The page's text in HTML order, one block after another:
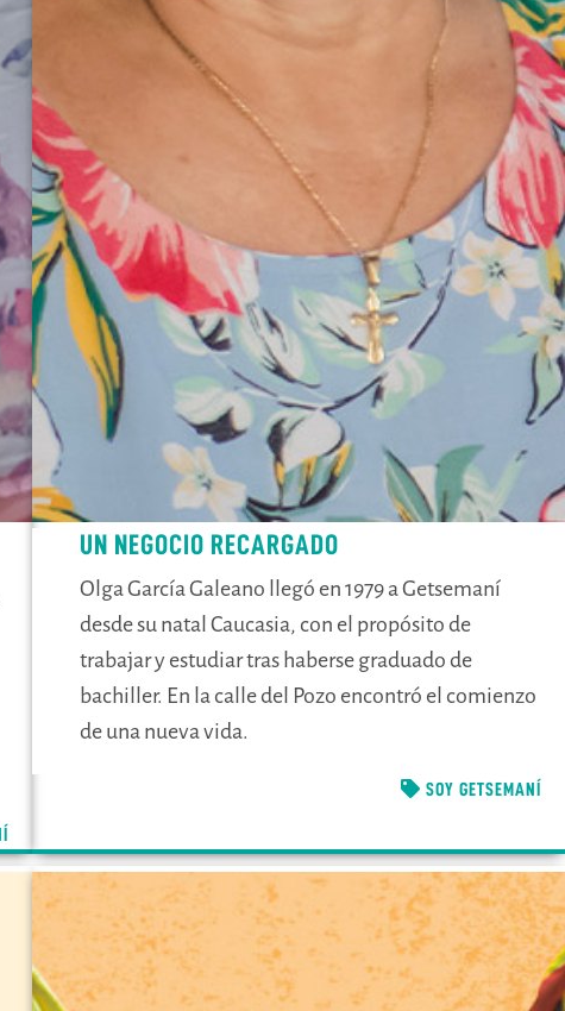
UN NEGOCIO RECARGADO
Olga García Galeano llegó en 1979 a Getsemaní
desde su natal Caucasia, con el propósito de
trabajar y estudiar tras haberse graduado de
bachiller. En la calle del Pozo encontró el comienzo
de una nueva vida.
SOY GETSEMANÍ